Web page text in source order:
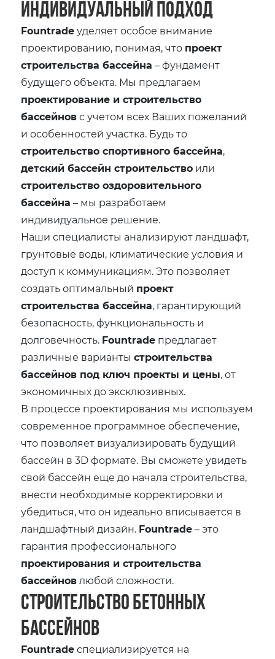
индивидуальный подход
Fountradeуделяет особое внимание
проектированию, понимая, что проект
строительства бассейна – фундамент
будущего объекта. Мы предлагаем
проектирование и строительство
бассейновс учетом всех Ваших пожеланий
и особенностей участка. Будь то
строительство спортивного бассейна,
детский бассейн строительство или
строительство оздоровительного
бассейна – мы разработаем
индивидуальное решение.
Наши специалисты анализируют ландшафт,
грунтовые воды, климатические условия и
доступ к коммуникациям. Это позволяет
создать оптимальный проект
строительства бассейна, гарантирующий
безопасность, функциональность и
долговечность. Fountrade предлагает
различные вариантыстроительства
бассейнов под ключ проекты и цены, от
экономичных до эксклюзивных.
В процессе проектирования мы используем
современное программное обеспечение,
что позволяет визуализировать будущий
бассейн в 3D формате. Вы сможете увидеть
свой бассейн еще до начала строительства,
внести необходимые корректировки и
убедиться, что он идеально вписывается в
ландшафтный дизайн. Fountrade– это
гарантия профессионального
проектирования и строительства
бассейнов любой сложности.
Строительство бетонных
бассейнов
Fountradeспециализируется на